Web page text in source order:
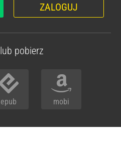
ZALOGUJ
pobierz
epub mobi